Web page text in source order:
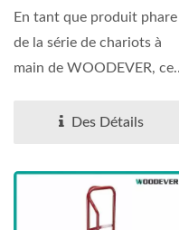
En tant que produit phare
de la série de chariots à
main de WOODEVER, ce
Des Détails